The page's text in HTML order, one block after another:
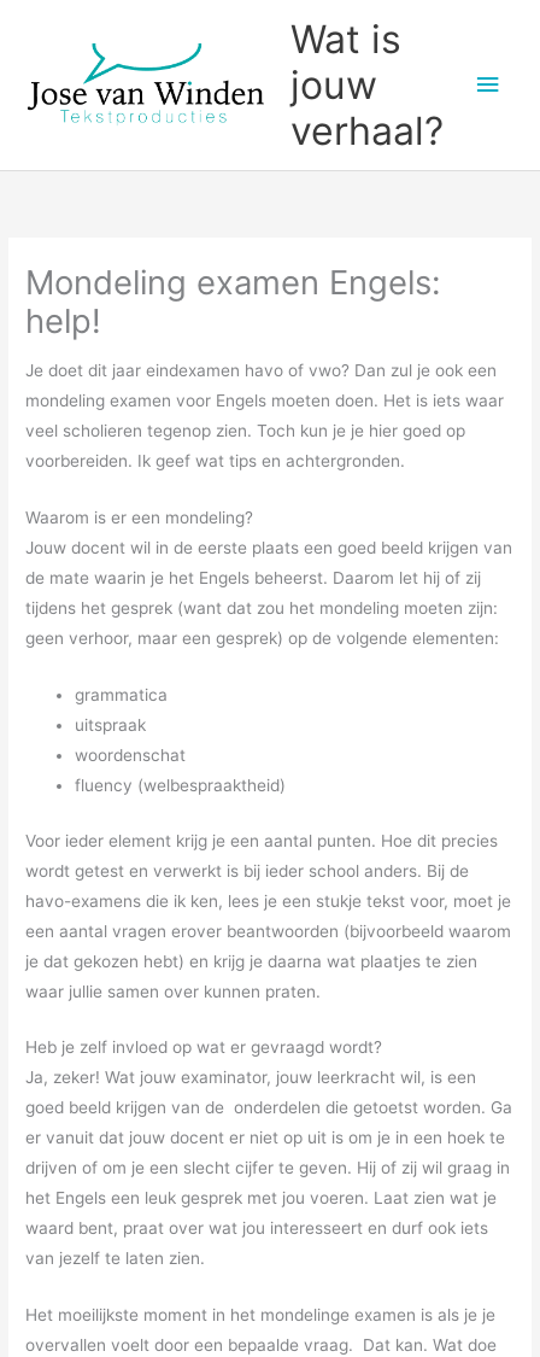
inhoud
Wat is
jouw
verhaal?
Mondeling examen Engels:
help!
Je doet dit jaar eindexamen havo of vwo? Dan zul je ook een
mondeling examen voor Engels moeten doen. Het is iets waar
veel scholieren tegenop zien. Toch kun je je hier goed op
voorbereiden. Ik geef wat tips en achtergronden.
Waarom is er een mondeling?
Jouw docent wil in de eerste plaats een goed beeld krijgen van
de mate waarin je het Engels beheerst. Daarom let hij of zij
tijdens het gesprek (want dat zou het mondeling moeten zijn:
geen verhoor, maar een gesprek) op de volgende elementen:
grammatica
uitspraak
woordenschat
fluency (welbespraaktheid)
Voor ieder element krijg je een aantal punten. Hoe dit precies
wordt getest en verwerkt is bij ieder school anders. Bij de
havo-examens die ik ken, lees je een stukje tekst voor, moet je
een aantal vragen erover beantwoorden (bijvoorbeeld waarom
je dat gekozen hebt) en krijg je daarna wat plaatjes te zien
waar jullie samen over kunnen praten.
Heb je zelf invloed op wat er gevraagd wordt?
Ja, zeker! Wat jouw examinator, jouw leerkracht wil, is een
goed beeld krijgen van de onderdelen die getoetst worden. Ga
er vanuit dat jouw docent er niet op uit is om je in een hoek te
drijven of om je een slecht cijfer te geven. Hij of zij wil graag in
het Engels een leuk gesprek met jou voeren. Laat zien wat je
waard bent, praat over wat jou interesseert en durf ook iets
van jezelf te laten zien.
Het moeilijkste moment in het mondelinge examen is als je je
overvallen voelt door een bepaalde vraag. Dat kan. Wat doe